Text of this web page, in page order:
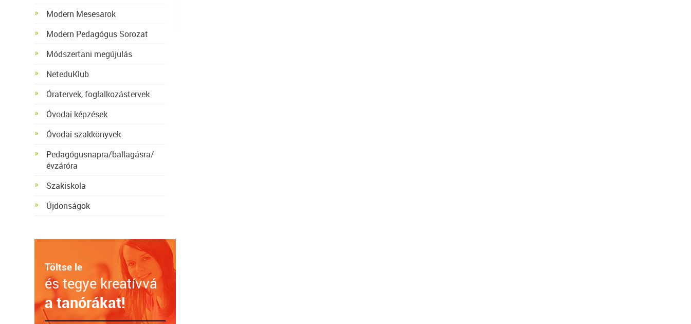
Modern Mesesarok
Modern Pedagógus Sorozat
Módszertani megújulás
NeteduKlub
Óratervek, foglalkozástervek
Óvodai képzések
Óvodai szakkönyvek
Pedagógusnapra/ballagásra/
évzáróra
Szakiskola
Újdonságok
Töltse le
és tegye kreatívvá
a tanórákat!